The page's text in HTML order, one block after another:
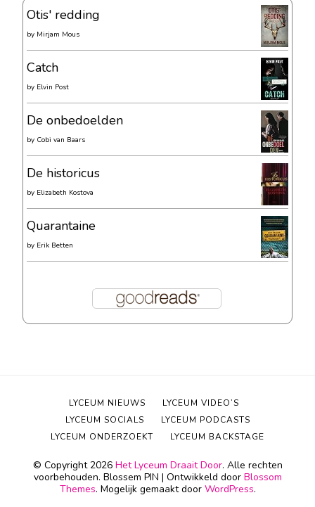
Otis' redding
by Mirjam Mous
Catch
by Elvin Post
De onbedoelden
by Cobi van Baars
De historicus
by Elizabeth Kostova
Quarantaine
by Erik Betten
© Copyright 2026 Het Lyceum Draait Door. Alle rechten
voorbehouden. Blossem PIN | Ontwikkeld door Blossom
Themes. Mogelijk gemaakt door WordPress.
LYCEUM NIEUWS
LYCEUM VIDEO’S
LYCEUM SOCIALS
LYCEUM PODCASTS
LYCEUM ONDERZOEKT
LYCEUM BACKSTAGE